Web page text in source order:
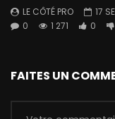
LE CÔTÉ PRO
17
0
1 271 0
FAITES UN